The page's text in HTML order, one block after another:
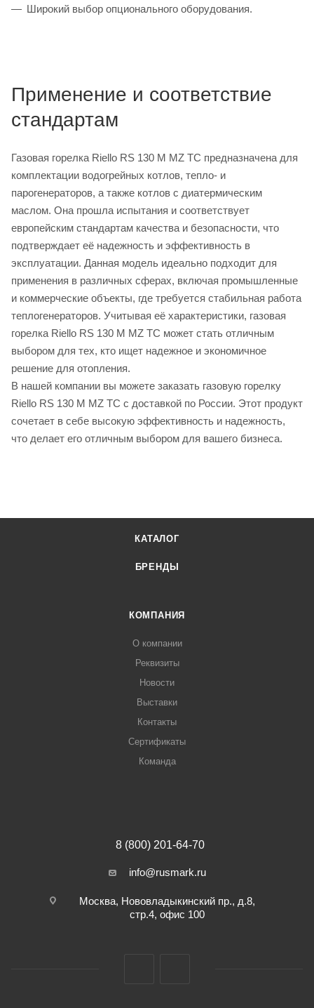
Широкий выбор опционального оборудования.
Применение и соответствие
стандартам
Газовая горелка Riello RS 130 M MZ TC предназначена для
комплектации водогрейных котлов, тепло- и
парогенераторов, а также котлов с диатермическим
маслом. Она прошла испытания и соответствует
европейским стандартам качества и безопасности, что
подтверждает её надежность и эффективность в
эксплуатации. Данная модель идеально подходит для
применения в различных сферах, включая промышленные
и коммерческие объекты, где требуется стабильная работа
теплогенераторов. Учитывая её характеристики, газовая
горелка Riello RS 130 M MZ TC может стать отличным
выбором для тех, кто ищет надежное и экономичное
решение для отопления.
В нашей компании вы можете заказать газовую горелку
Riello RS 130 M MZ TC с доставкой по России. Этот продукт
сочетает в себе высокую эффективность и надежность,
что делает его отличным выбором для вашего бизнеса.
КАТАЛОГ
БРЕНДЫ
КОМПАНИЯ
О компании
Реквизиты
Новости
Выставки
Контакты
Сертификаты
Команда
8 (800) 201-64-70
info@rusmark.ru
Москва, Нововладыкинский пр., д.8,
стр.4, офис 100